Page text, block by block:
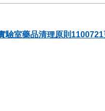
驗室藥品清理原則